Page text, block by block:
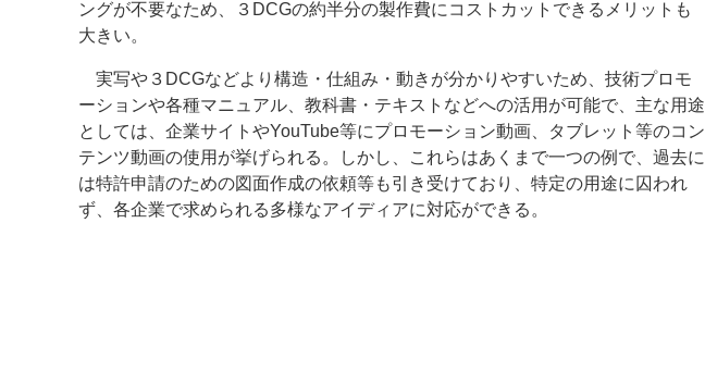
ングが不要なため、３DCGの約半分の製作費にコストカットできるメリットも
大きい。
実写や３DCGなどより構造・仕組み・動きが分かりやすいため、技術プロモ
ーションや各種マニュアル、教科書・テキストなどへの活用が可能で、主な用途
としては、企業サイトやYouTube等にプロモーション動画、タブレット等のコン
テンツ動画の使用が挙げられる。しかし、これらはあくまで一つの例で、過去に
は特許申請のための図面作成の依頼等も引き受けており、特定の用途に囚われ
ず、各企業で求められる多様なアイディアに対応ができる。